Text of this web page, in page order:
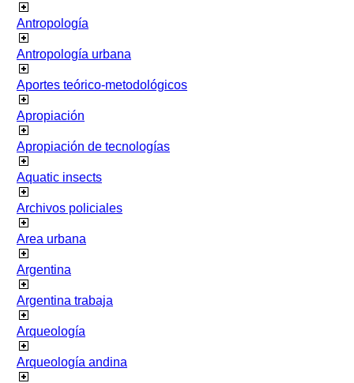
Antropología
Antropología urbana
Aportes teórico-metodológicos
Apropiación
Apropiación de tecnologías
Aquatic insects
Archivos policiales
Area urbana
Argentina
Argentina trabaja
Arqueología
Arqueología andina